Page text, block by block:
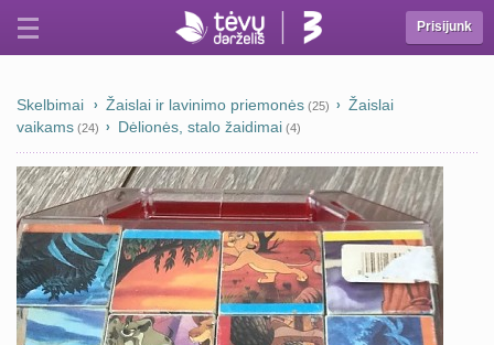
Prisijunk
Skelbimai Žaislai ir lavinimo priemonės (25)
Žaislai
vaikams (24) Dėlionės, stalo žaidimai (4)